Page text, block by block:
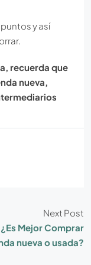
y así
recuerda que
nueva,
Next Post
¿Es Mejor Comprar
nueva o usada?